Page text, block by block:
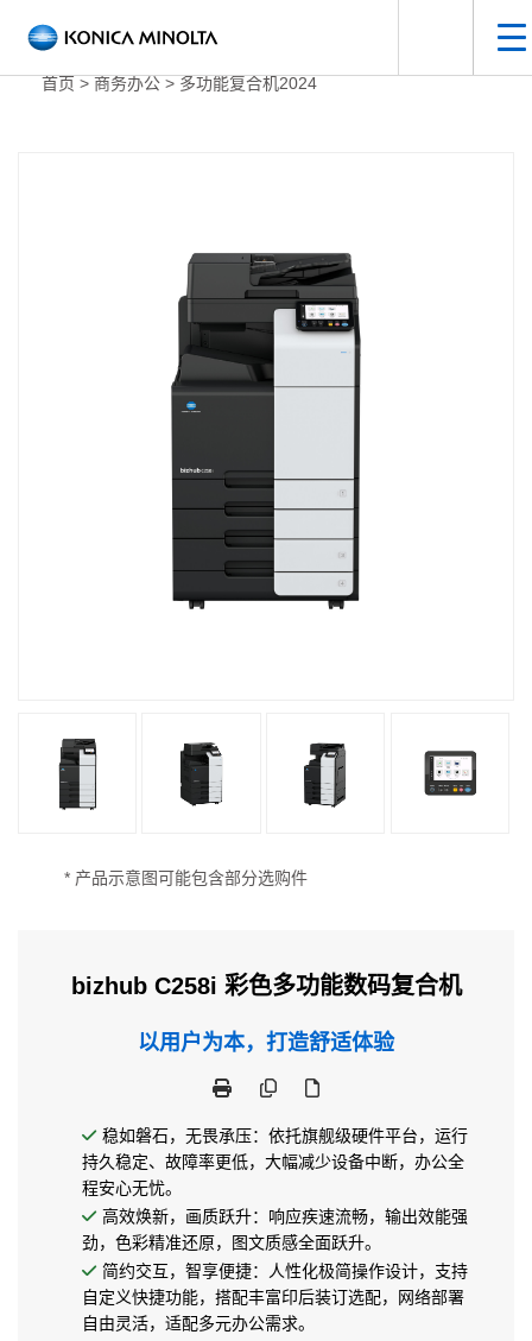
首页 > 商务办公 > 多功能复合机2024
* 产品示意图可能包含部分选购件
bizhub C258i 彩色多功能数码复合机
以用户为本，打造舒适体验
稳如磐石，无畏承压：依托旗舰级硬件平台，运行
持久稳定、故障率更低，大幅减少设备中断，办公全
程安心无忧。
高效焕新，画质跃升：响应疾速流畅，输出效能强
劲，色彩精准还原，图文质感全面跃升。
简约交互，智享便捷：人性化极简操作设计，支持
自定义快捷功能，搭配丰富印后装订选配，网络部署
自由灵活，适配多元办公需求。